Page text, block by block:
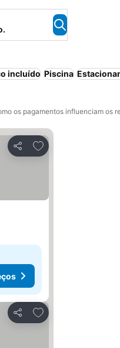
incluído Piscina
os pagamentos influenciam os
Partilhar
Adicionar aos
Partilhar
Adicionar aos